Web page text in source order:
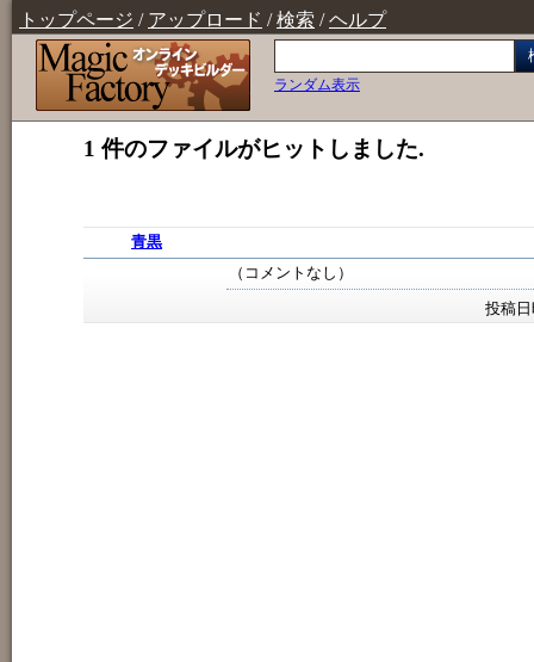
トップページ / アップロード /検索 /ヘルプ
ランダム表示
1 件のファイルがヒットしました.
青黒
（コメントなし）
投稿